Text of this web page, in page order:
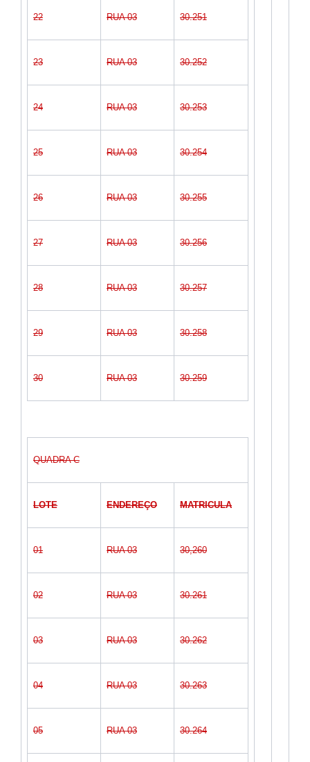
22 RUA 03 30.251
23 RUA 03 30.252
24 RUA 03 30.253
25 RUA 03 30.254
26 RUA 03 30.255
27 RUA 03 30.256
28 RUA 03 30.257
29 RUA 03 30.258
30 RUA 03 30.259
QUADRA C
LOTE ENDEREÇO MATRICULA
01 RUA 03 30,260
02 RUA 03 30.261
03 RUA 03 30.262
04 RUA 03 30.263
05 RUA 03 30.264